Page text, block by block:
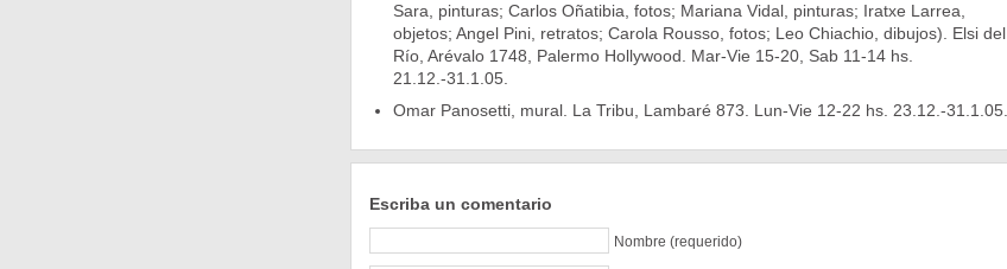
Sara, pinturas; Carlos Oñatibia, fotos; Mariana Vidal, pinturas; Iratxe Larrea,
objetos; Angel Pini, retratos; Carola Rousso, fotos; Leo Chiachio, dibujos). Elsi del
Río, Arévalo 1748, Palermo Hollywood. Mar-Vie 15-20, Sab 11-14 hs.
21.12.-31.1.05.
Omar Panosetti, mural. La Tribu, Lambaré 873. Lun-Vie 12-22 hs. 23.12.-31.1.05.
Escriba un comentario
Nombre (requerido)